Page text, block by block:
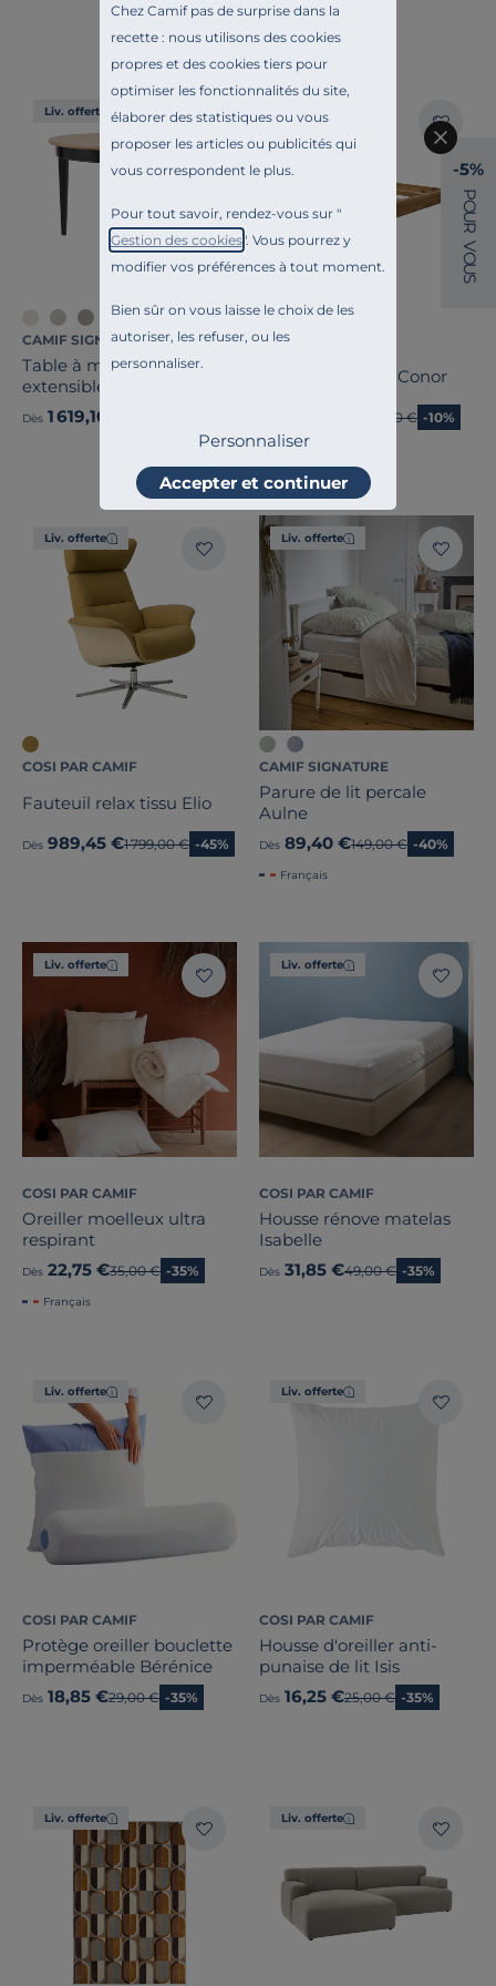
Chez Camif pas de surprise dans la
recette : nous utilisons des cookies
propres et des cookies tiers pour
optimiser les fonctionnalités du site,
élaborer des statistiques ou vous
proposer les articles ou publicités qui
vous correspondent le plus.
Pour tout savoir, rendez-vous sur "
Gestion des cookies". Vous pourrez y
modifier vos préférences à tout moment.
Bien sûr on vous laisse le choix de les
autoriser, les refuser, ou les
personnaliser.
Personnaliser
Accepter et continuer
Liv. offerte
CAMIF SIGNATURE
Table à manger ronde
extensible bois massif 4 à
8 personnes Embellie
Dès 1 619,10 €
Liv. offerte
CAMIF SIGNATURE
Lit chêne massif Conor
Ancien prix
899,00 € -10%
Liv. offerte
COSI PAR CAMIF
Fauteuil relax tissu Elio
Dès 989,45 €Ancien prix
1 799,00 € -45%
Liv. offerte
CAMIF SIGNATURE
Parure de lit percale
Aulne
Dès 89,40 €Ancien prix
149,00 € -40%
Français
Liv. offerte
COSI PAR CAMIF
Oreiller moelleux ultra
respirant
Dès 22,75 €Ancien prix
35,00 € -35%
Français
Liv. offerte
COSI PAR CAMIF
Housse rénove matelas
Isabelle
Dès 31,85 €Ancien prix
49,00 € -35%
Liv. offerte
COSI PAR CAMIF
Protège oreiller bouclette
imperméable Bérénice
Dès 18,85 €Ancien prix
29,00 € -35%
Liv. offerte
COSI PAR CAMIF
Housse d'oreiller anti-
punaise de lit Isis
Dès 16,25 €Ancien prix
25,00 € -35%
Liv. offerte Liv. offerte
-5%
P
O
U
R
V
O
U
S